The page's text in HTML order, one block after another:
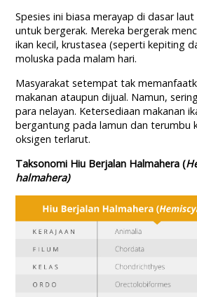
Spesies ini biasa merayap di dasar
untuk bergerak. Mereka bergerak
ikan kecil, krustasea (seperti kepiting
moluska pada malam hari.
Masyarakat setempat tak
makanan ataupun dijual. Namun,
para nelayan. Ketersediaan makanan
bergantung pada lamun dan terumbu
oksigen terlarut.
Taksonomi Hiu Berjalan Halmahera (
halmahera)